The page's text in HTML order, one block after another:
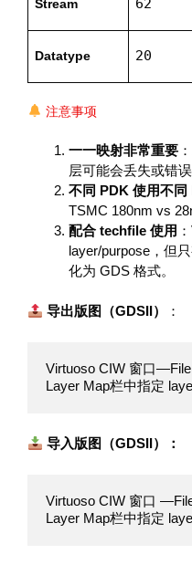
Stream 62
Datatype 20
注意事项
一一映射非常重要
层可能会丢失或错误
不同 PDK 使用不
TSMC 180nm vs
配合 techfile 使用
layer/purpose，但
化为 GDS 格式。
导出版图（GDSII） ：
Virtuoso CIW 窗口
Layer Map栏中指定
导入版图（GDSII）：
Virtuoso CIW 窗口
Layer Map栏中指定